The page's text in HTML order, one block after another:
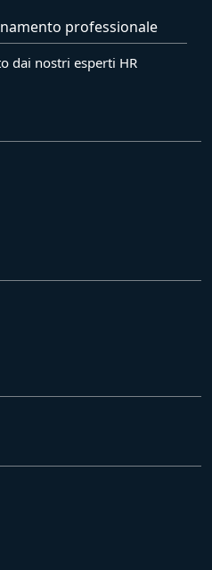
professionale
dai nostri esperti HR